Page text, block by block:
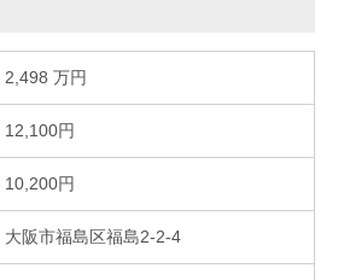
2,498 万円
12,100円
10,200円
大阪市福島区福島2-2-4